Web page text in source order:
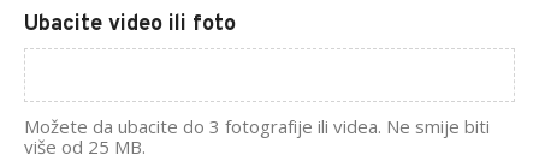
Ubacite video ili foto
Možete da ubacite do 3 fotografije ili videa. Ne smije biti
više od 25 MB.